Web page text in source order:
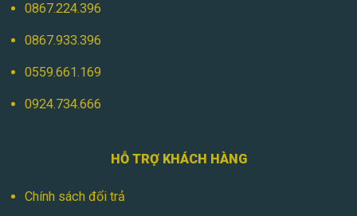
0867.224.396
0867.933.396
0559.661.169
0924.734.666
HỖ TRỢ KHÁCH HÀNG
Chính sách đổi trả